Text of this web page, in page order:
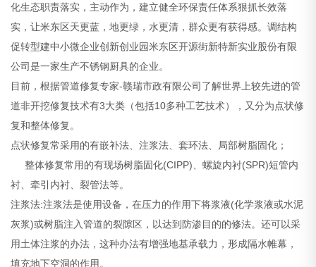
化生态职责落实，主动作为，建立健全环保责任体系狠抓长效落
实，让米东区天更蓝，地更绿，水更清，群众更有获得感。调结构
促转型建中小微企业创新创业园米东区开源街新特新实业股份有限
公司是一家生产不锈钢厨具的企业。
目前，根据管道修复专家-赣瑞市政有限公司了解世界上较先进的管
道非开挖修复技术有3大类（包括10多种工艺技术），又分为点状修
复和整体修复。
点状修复常采用的有嵌补法、注浆法、套环法、局部树脂固化；
整体修复常用的有现场树脂固化(CIPP)、螺旋内衬(SPR)短管内
衬、牵引内衬、裂管法等。
注浆法:注浆法是使用设备，在压力的作用下将浆液(化学浆液或水泥
灰浆)或树脂注入管道的裂隙区，以达到防渗目的的修法。还可以采
用土体注浆的办法，这种办法有增强地基承载力，形成隔水帷幕，
填充地下空洞的作用。